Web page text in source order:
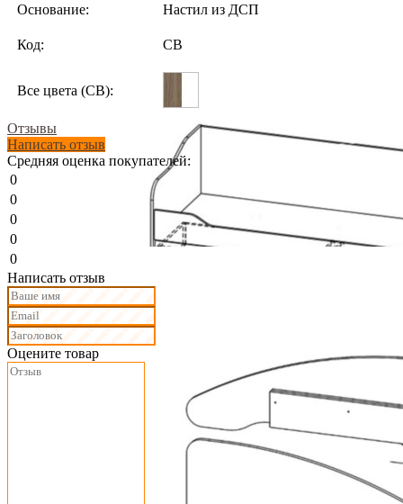
Основание: Настил из ДСП
Код: СВ
Все цвета (СВ):
Отзывы
Написать отзыв
Средняя оценка покупателей:
0
0
0
0
0
Написать отзыв
Оцените товар